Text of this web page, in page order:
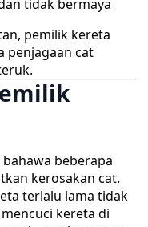
tidak bermaya
pemilik kereta
penjagaan cat
beberapa
kerosakan cat.
terlalu lama tidak
kereta di